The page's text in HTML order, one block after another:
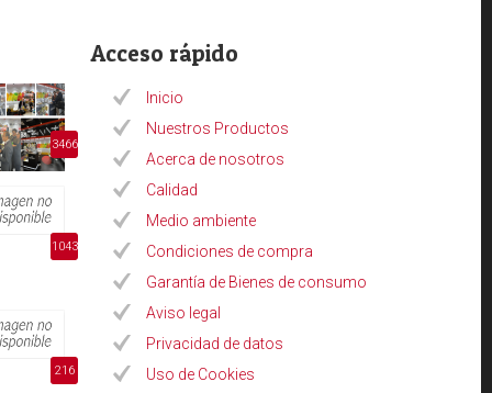
3466
1043
216
Acceso rápido
Inicio
Nuestros Productos
Acerca de nosotros
Calidad
Medio ambiente
Condiciones de compra
Garantía de Bienes de consumo
Aviso legal
Privacidad de datos
Uso de Cookies